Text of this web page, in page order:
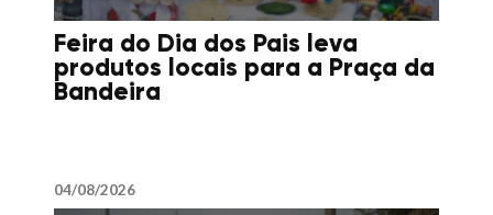
Feira do Dia dos Pais leva
produtos locais para a Praça da
Bandeira
04/08/2026